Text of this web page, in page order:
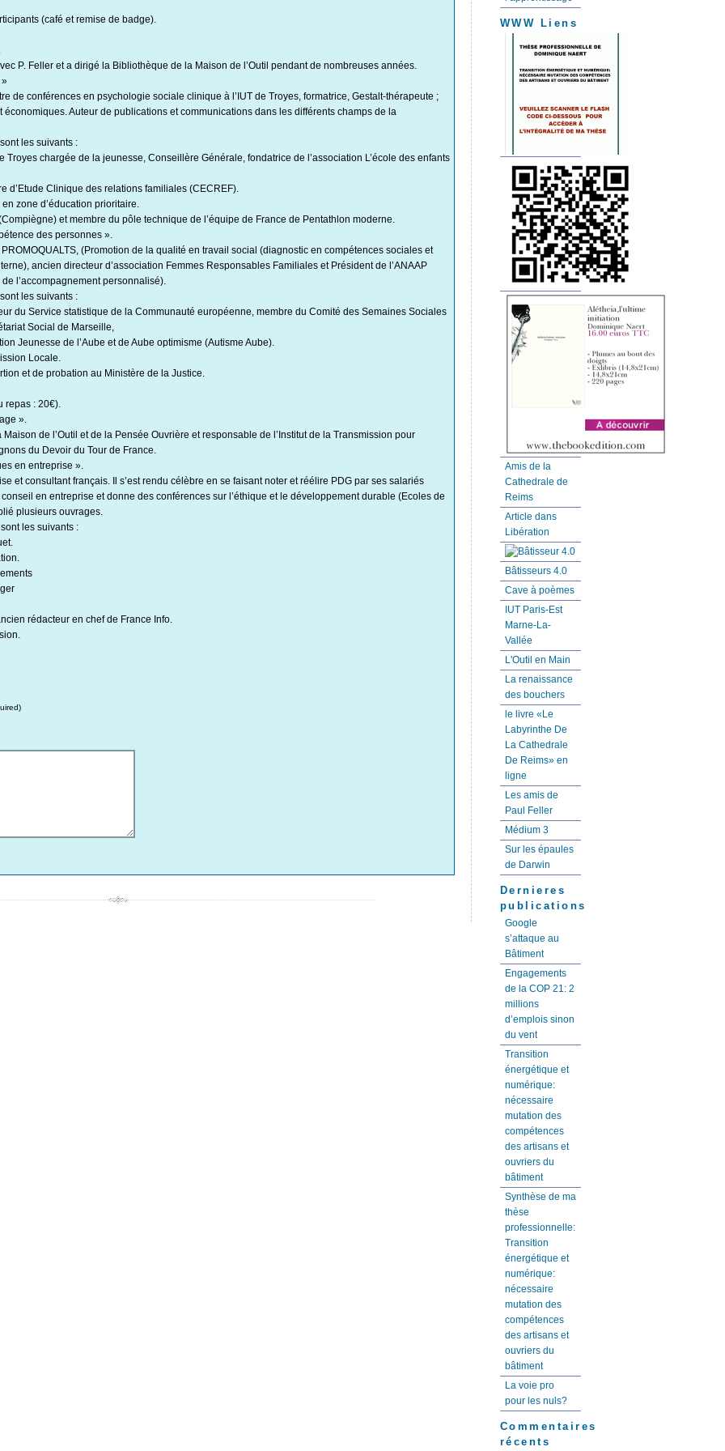
(café et remise de badge).
P. Feller et a dirigé la Bibliothèque de la Maison de l’Outil pendant de nombreuses années.
»
de conférences en psychologie sociale clinique à l’IUT de Troyes, formatrice, Gestalt-thérapeute ;
Auteur de publications et communications dans les différents champs de la
les suivants :
Troyes chargée de la jeunesse, Conseillère Générale, fondatrice de l’association L’école des enfants
d’Etude Clinique des relations familiales (CECREF).
zone d’éducation prioritaire.
et membre du pôle technique de l’équipe de France de Pentathlon moderne.
des personnes ».
(Promotion de la qualité en travail social (diagnostic en compétences sociales et
ancien directeur d’association Femmes Responsables Familiales et Président de l’ANAAP
l’accompagnement personnalisé).
les suivants :
du Service statistique de la Communauté européenne, membre du Comité des Semaines Sociales
Social de Marseille,
Jeunesse de l’Aube et de Aube optimisme (Autisme Aube).
Locale.
et de probation au Ministère de la Justice.
repas : 20€).
».
de l’Outil et de la Pensée Ouvrière et responsable de l’Institut de la Transmission pour
du Devoir du Tour de France.
en entreprise ».
et consultant français. Il s’est rendu célèbre en se faisant noter et réélire PDG par ses salariés
en entreprise et donne des conférences sur l’éthique et le développement durable (Ecoles de
plusieurs ouvrages.
les suivants :
rédacteur en chef de France Info.
WWW Liens
Amis de la
Cathedrale de
Reims
Article dans
Libération
Bâtisseurs 4.0
Cave à poèmes
IUT Paris-Est
Marne-La-
Vallée
L'Outil en Main
La renaissance
des bouchers
le livre «Le
Labyrinthe De
La Cathedrale
De Reims» en
ligne
Les amis de
Paul Feller
Médium 3
Sur les épaules
de Darwin
Dernieres
publications
Google
s’attaque au
Bâtiment
Engagements
de la COP 21: 2
millions
d’emplois sinon
du vent
Transition
énergétique et
numérique:
nécessaire
mutation des
compétences
des artisans et
ouvriers du
bâtiment
Synthèse de ma
thèse
professionnelle:
Transition
énergétique et
numérique:
nécessaire
mutation des
compétences
des artisans et
ouvriers du
bâtiment
La voie pro
pour les nuls?
Commentaires
récents